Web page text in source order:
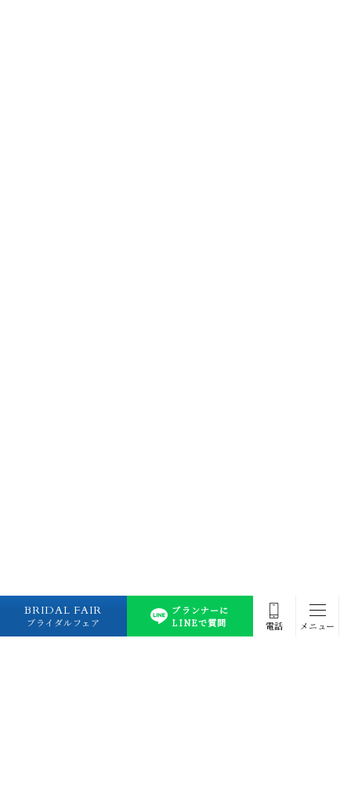
BRIDAL FAIR
ブライダルフェア
プランナーに
LINEで質問
電話 メニュー